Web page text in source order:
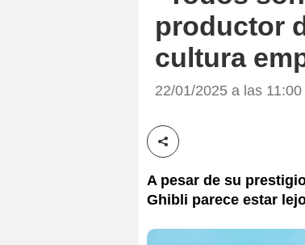
productor
cultura
22/01/2025 a las 11:00
Compartir esta noticia
A pesar de su
Ghibli parece estar